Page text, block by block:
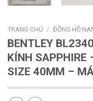
TRANG CHỦ / ĐỒNG HỒ
BENTLEY
KÍNH SAPPHIRE
SIZE 40MM –